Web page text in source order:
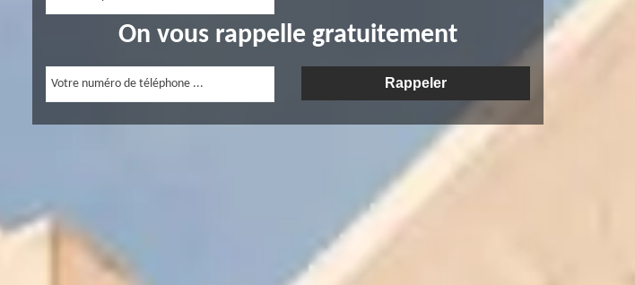
On vous rappelle gratuitement